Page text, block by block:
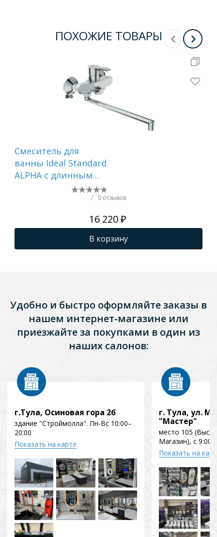
ПОХОЖИЕ ТОВАРЫ
Смеситель для
ванны Ideal Standard
ALPHA с длинным
Однорукоятковый,
/ 0 отзывов
16 220 ₽
В корзину
Удобно и быстро оформляйте заказы в
нашем интернет-магазине или
приезжайте за покупками в один из
наших салонов:
г.Тула, Осиновая гора 2б
здание "Строймолла". Пн-Вс 10:00–
20:00
Показать на карте
г. Тула, ул.
"Мастер"
место 105
Магазин), с 9:00
Показать на